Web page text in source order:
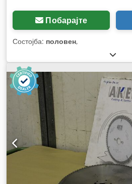
Побарајте
Состојба: половен,